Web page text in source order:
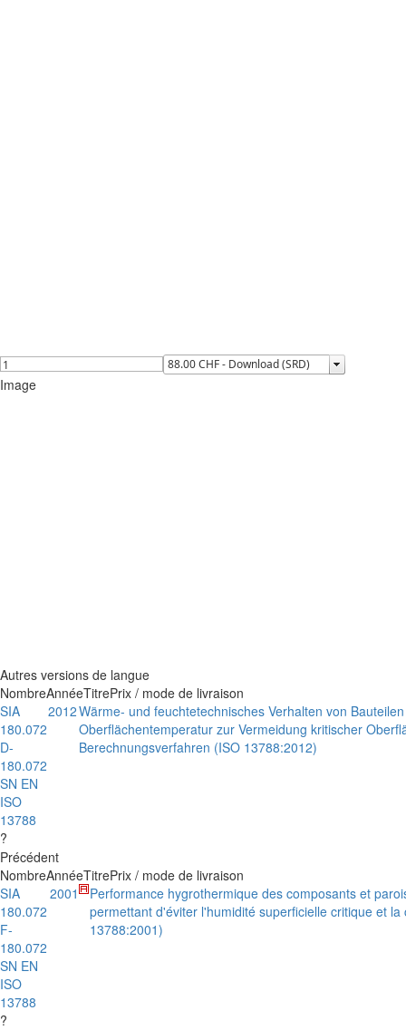
Image
Autres versions de langue
NombreAnnéeTitrePrix / mode de livraison
SIA
180.072
D-
180.072
SN EN
ISO
13788
?
2012Wärme- und feuchtetechnisches Verhalten von
Oberflächentemperatur zur Vermeidung kritischer
Berechnungsverfahren (ISO 13788:2012)
Précédent
NombreAnnéeTitrePrix / mode de livraison
SIA
180.072
F-
180.072
SN EN
ISO
13788
?
2001
Performance hygrothermique des composants et
permettant d'éviter l'humidité superficielle critique et
13788:2001)